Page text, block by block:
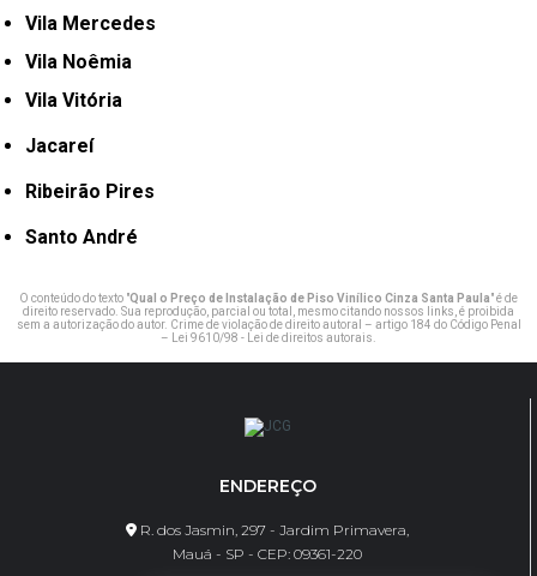
Vila Mercedes
Vila Noêmia
Vila Vitória
Jacareí
Ribeirão Pires
Santo André
O conteúdo do texto "Qual o Preço de Instalação de Piso Vinílico Cinza Santa Paula" é de
direito reservado. Sua reprodução, parcial ou total, mesmo citando nossos links, é proibida
sem a autorização do autor. Crime de violação de direito autoral – artigo 184 do Código Penal
– Lei 9610/98 - Lei de direitos autorais.
ENDEREÇO
R. dos Jasmin, 297 - Jardim Primavera,
Mauá - SP - CEP: 09361-220